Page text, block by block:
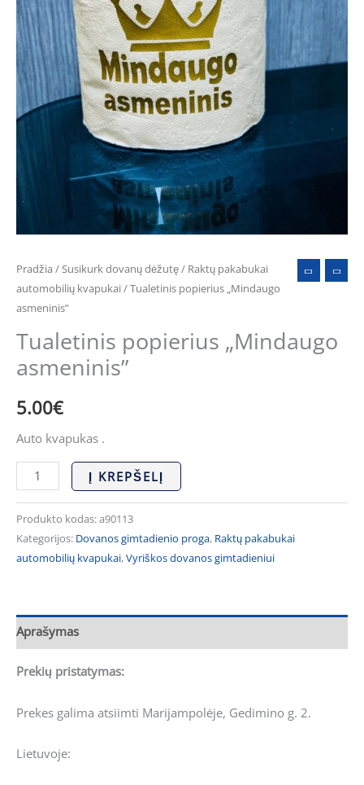
Pradžia / Susikurk dovanų dėžutę/ Raktų pakabukai
automobilių kvapukai/ Tualetinis popierius „Mindaugo
asmeninis”
Tualetinis popierius „Mindaugo
asmeninis”
5.00€
Auto kvapukas .
Į KREPŠELĮ
Produkto kodas:a90113
Kategorijos: Dovanos gimtadienio proga, Raktų pakabukai
automobilių kvapukai,Vyriškos dovanos gimtadieniui
Aprašymas
Prekių pristatymas:
Prekes galima atsiimti Marijampolėje, Gedimino g. 2.
Lietuvoje: